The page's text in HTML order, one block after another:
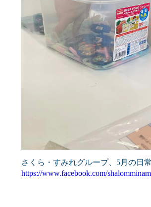
さくら・すみれグループ、5月の日
https://www.facebook.com/